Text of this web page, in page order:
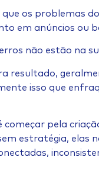
os problemas
em anúncios ou
não estão na
resultado,
isso que
começar pela
estratégia, elas